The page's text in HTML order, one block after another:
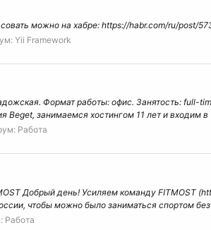
можно на хабре: https://habr.com/ru/post/
Yii Framework
Формат работы: офис. Занятость: full-
занимаемся хостингом 11 лет и входим в
Работа
Добрый день! Усиляем команду FITMOST
чтобы можно было заниматься спортом
Работа